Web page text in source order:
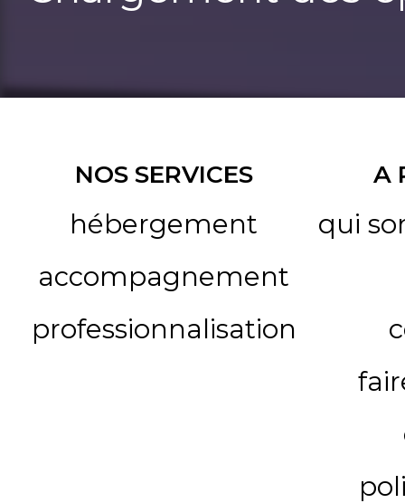
NOS SERVICES
hébergement
accompagnement
professionnalisation
A
qui